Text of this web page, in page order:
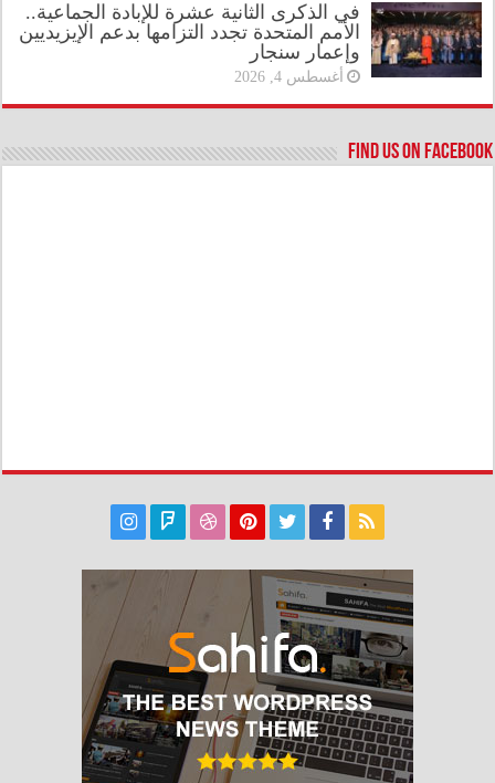
في الذكرى الثانية عشرة للإبادة الجماعية..
الأمم المتحدة تجدد التزامها بدعم الإيزيديين
وإعمار سنجار
أغسطس 4, 2026
Find us on Facebook